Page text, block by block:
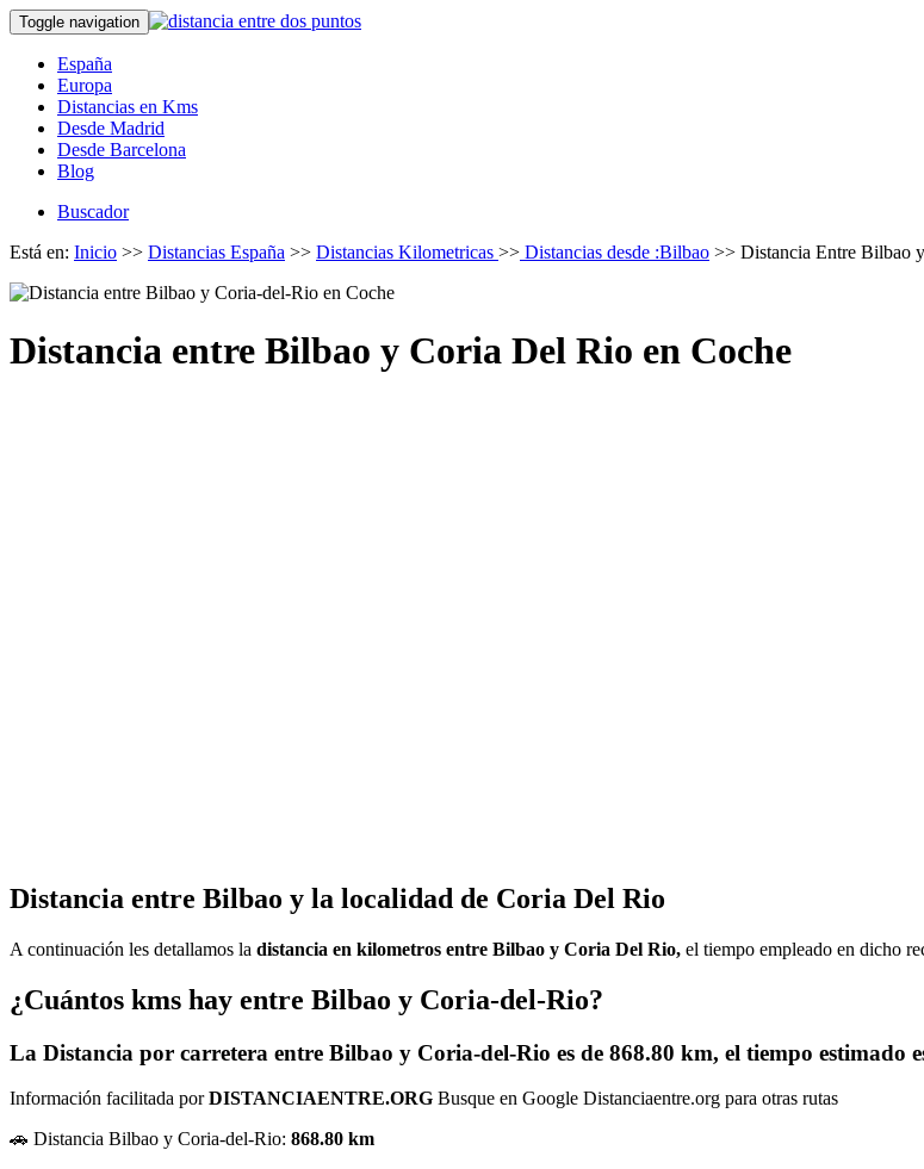
Toggle navigation
España
Europa
Distancias en Kms
Desde Madrid
Desde Barcelona
Blog
Buscador
Está en: Inicio >> Distancias España >> Distancias Kilometricas >> Distancias desde :Bilbao >> Distancia Entre Bilbao
Distancia entre Bilbao y Coria Del Rio en Coche
Distancia entre Bilbao y la localidad de Coria Del Rio
A continuación les detallamos la distancia en kilometros entre Bilbao y Coria Del Rio, el tiempo empleado en dicho
¿Cuántos kms hay entre Bilbao y Coria-del-Rio?
La Distancia por carretera entre Bilbao y Coria-del-Rio es de 868.80 km, el tiempo estimado
Información facilitada porDISTANCIAENTRE.ORG Busque en Google Distanciaentre.org para otras rutas
🚗 Distancia Bilbao y Coria-del-Rio: 868.80 km